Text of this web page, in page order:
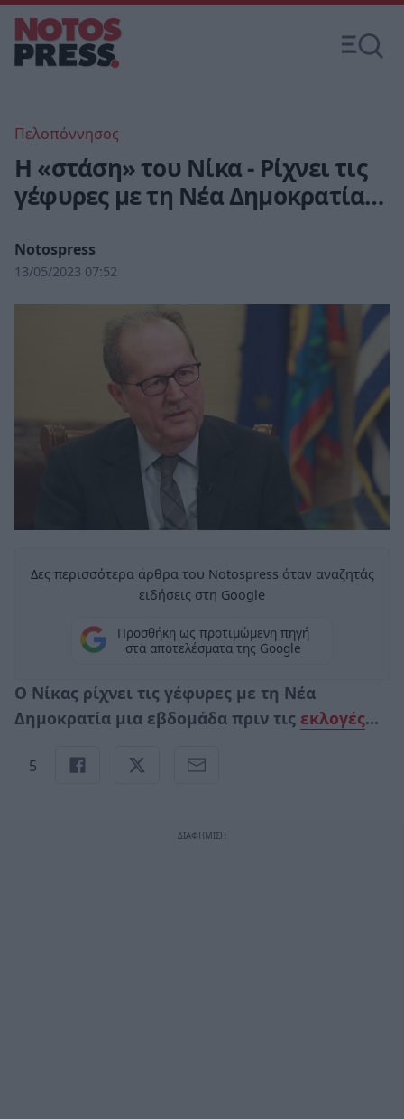
Πελοπόννησος
Η «στάση» του Νίκα - Ρίχνει τις
γέφυρες με τη Νέα Δημοκρατία…
Notospress
13/05/2023 07:52
Δες περισσότερα άρθρα του Notospress όταν αναζητάς
ειδήσεις στη Google
Προσθήκη ως προτιμώμενη πηγή
στα αποτελέσματα της Google
Ο Νίκας ρίχνει τις γέφυρες με τη Νέα
Δημοκρατία μια εβδομάδα πριν τις εκλογές…
5